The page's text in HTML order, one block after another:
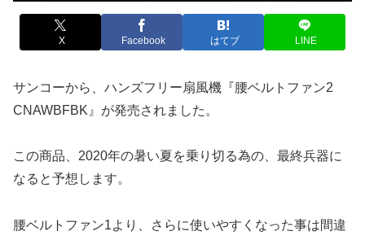
X Facebook はてブ LINE
サンコーから、ハンズフリー扇風機『腰ベルトファン2
CNAWBFBK』が発売されました。
この商品、2020年の暑い夏を乗り切る為の、最終兵器に
なると予想します。
腰ベルトファン1より、さらに使いやすくなった事は間違